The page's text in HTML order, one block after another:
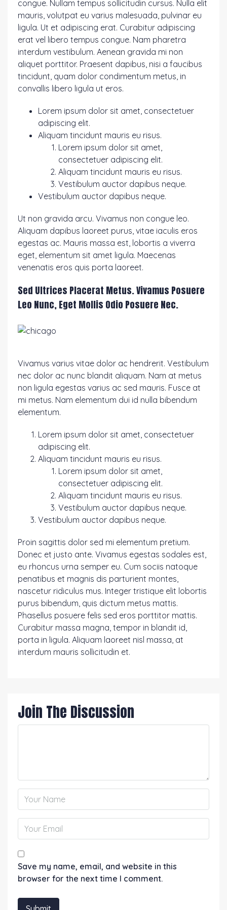
congue. Nullam tempus sollicitudin cursus. Nulla elit
mauris, volutpat eu varius malesuada, pulvinar eu
ligula. Ut et adipiscing erat. Curabitur adipiscing
erat vel libero tempus congue. Nam pharetra
interdum vestibulum. Aenean gravida mi non
aliquet porttitor. Praesent dapibus, nisi a faucibus
tincidunt, quam dolor condimentum metus, in
convallis libero ligula ut eros.
Lorem ipsum dolor sit amet, consectetuer
adipiscing elit.
Aliquam tincidunt mauris eu risus.
Lorem ipsum dolor sit amet,
consectetuer adipiscing elit.
Aliquam tincidunt mauris eu risus.
Vestibulum auctor dapibus neque.
Vestibulum auctor dapibus neque.
Ut non gravida arcu. Vivamus non congue leo.
Aliquam dapibus laoreet purus, vitae iaculis eros
egestas ac. Mauris massa est, lobortis a viverra
eget, elementum sit amet ligula. Maecenas
venenatis eros quis porta laoreet.
Sed Ultrices Placerat Metus. Vivamus Posuere
Leo Nunc, Eget Mollis Odio Posuere Nec.
Vivamus varius vitae dolor ac hendrerit. Vestibulum
nec dolor ac nunc blandit aliquam. Nam at metus
non ligula egestas varius ac sed mauris. Fusce at
mi metus. Nam elementum dui id nulla bibendum
elementum.
Lorem ipsum dolor sit amet, consectetuer
adipiscing elit.
Aliquam tincidunt mauris eu risus.
Lorem ipsum dolor sit amet,
consectetuer adipiscing elit.
Aliquam tincidunt mauris eu risus.
Vestibulum auctor dapibus neque.
Vestibulum auctor dapibus neque.
Proin sagittis dolor sed mi elementum pretium.
Donec et justo ante. Vivamus egestas sodales est,
eu rhoncus urna semper eu. Cum sociis natoque
penatibus et magnis dis parturient montes,
nascetur ridiculus mus. Integer tristique elit lobortis
purus bibendum, quis dictum metus mattis.
Phasellus posuere felis sed eros porttitor mattis.
Curabitur massa magna, tempor in blandit id,
porta in ligula. Aliquam laoreet nisl massa, at
interdum mauris sollicitudin et.
Join The Discussion
Save my name, email, and website in this
browser for the next time I comment.